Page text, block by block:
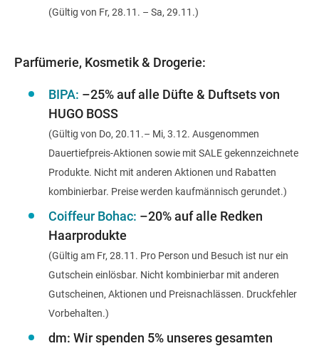
(Gültig von Fr, 28.11. – Sa, 29.11.)
Parfümerie, Kosmetik & Drogerie:
BIPA: –25% auf alle Düfte & Duftsets von
HUGO BOSS
(Gültig von Do, 20.11.– Mi, 3.12. Ausgenommen
Dauertiefpreis-Aktionen sowie mit SALE gekennzeichnete
Produkte. Nicht mit anderen Aktionen und Rabatten
kombinierbar. Preise werden kaufmännisch gerundet.)
Coiffeur Bohac: –20% auf alle Redken
Haarprodukte
(Gültig am Fr, 28.11. Pro Person und Besuch ist nur ein
Gutschein einlösbar. Nicht kombinierbar mit anderen
Gutscheinen, Aktionen und Preisnachlässen. Druckfehler
Vorbehalten.)
dm: Wir spenden 5% unseres gesamten